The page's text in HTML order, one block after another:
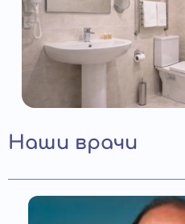
Наши врачи